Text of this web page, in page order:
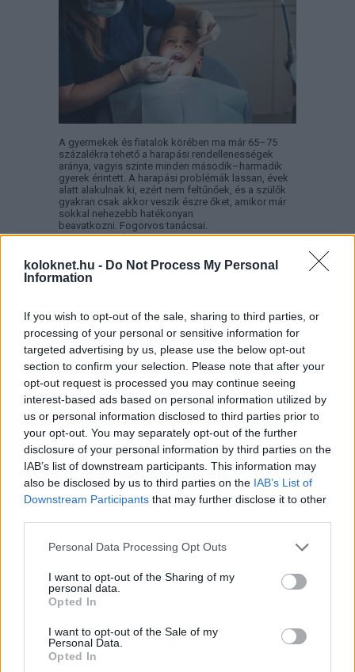
koloknet.hu - Do Not Process My Personal
Information
If you wish to opt-out of the sale, sharing to third parties, or
processing of your personal or sensitive information for
targeted advertising by us, please use the below opt-out
section to confirm your selection. Please note that after your
opt-out request is processed you may continue seeing
interest-based ads based on personal information utilized by
us or personal information disclosed to third parties prior to
your opt-out. You may separately opt-out of the further
disclosure of your personal information by third parties on the
IAB’s list of downstream participants. This information may
also be disclosed by us to third parties on the IAB’s List of
Downstream Participants that may further disclose it to other
Please note that this website/app uses one or more Google
not limited to your visit or usage behaviour. You may click to
grant or deny consent to Google and its third-party tags to
use your data for below specified purposes in below Google
consent section.
Personal Data Processing Opt Outs
I want to opt-out of the Sharing of my
personal data.
Opted In
I want to opt-out of the Sale of my
Personal Data.
Opted In
A gyermekek és fiatalok körében ma már 65–75
százalékra tehető a harapási rendellenességek
aránya, vagyis szinte minden második–harmadik
gyerek érintett. A harapási problémák lassan, évek
alatt alakulnak ki, ezért nem feltűnőek, és a szülők
gyakran csak akkor veszik észre őket, amikor már
sokkal nehezebb hatékonyan
beavatkozni. Fogorvos tanácsai.
Másképp is lehet: Pozitív
Fegyelmezés az iskolában
A szülők sokfélék, de abban legtöbben
egyetértenek: nem szeretnék, ha a tanár kiabálna
gyermekükkel az iskolában. Ám ha egy
gyermeket kell fegyelmeznie, segítség és korszerű
eszköztelennek érezheti magát, ennek pedig
Erre (is) kínál megoldást a
Pozitív Fegyelmezés az
iskolábanmódszertana, amelyet az elmúlt két
évben egy Erasmus+ partnerségi projekt keretében
próbáltak ki hat európai ország iskoláiban, a makói
Pelusos gyerek az oviban: Minden